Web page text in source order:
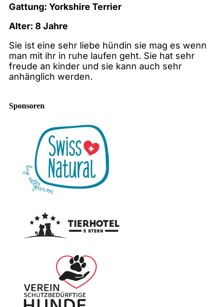
Gattung: Yorkshire Terrier
Alter: 8 Jahre
Sie ist eine sehr liebe hündin sie mag es wenn
man mit ihr in ruhe laufen geht. Sie hat sehr
freude an kinder und sie kann auch sehr
anhänglich werden.
Sponsoren